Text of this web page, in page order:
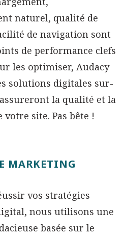
naturel, qualité de
de navigation sont
de performance clefs
les optimiser, Audacy
solutions digitales sur-
la qualité et la
site. Pas bête !
MARKETING
vos stratégies
nous utilisons une
basée sur le